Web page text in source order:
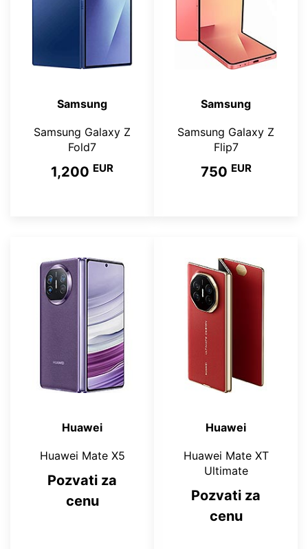
Samsung
Samsung Galaxy Z
Fold7
1,200 EUR
Samsung
Samsung Galaxy Z
Flip7
750 EUR
Huawei
Huawei Mate X5
Pozvati za
cenu
Huawei
Huawei Mate XT
Ultimate
Pozvati za
cenu